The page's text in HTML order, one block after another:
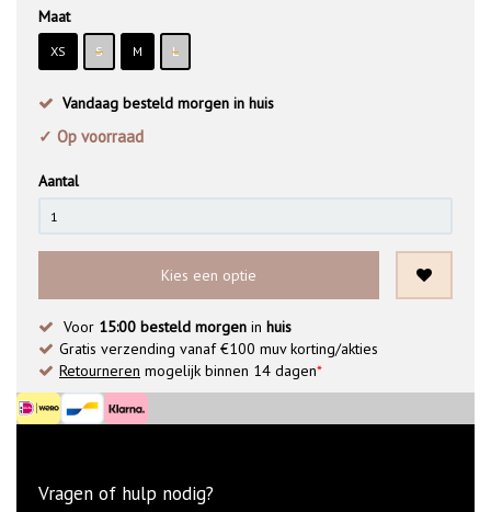
Maat
XS S M L
Vandaag besteld morgen in huis
✓ Op voorraad
Aantal
Kies een optie
Voor 15:00 besteld morgen in huis
Gratis verzending vanaf €100 muv korting/akties
Retourneren mogelijk binnen 14 dagen*
Vragen of hulp nodig?